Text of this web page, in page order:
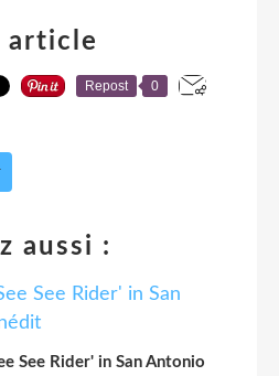
article
Repost 0
aussi :
See Rider' in San Antonio